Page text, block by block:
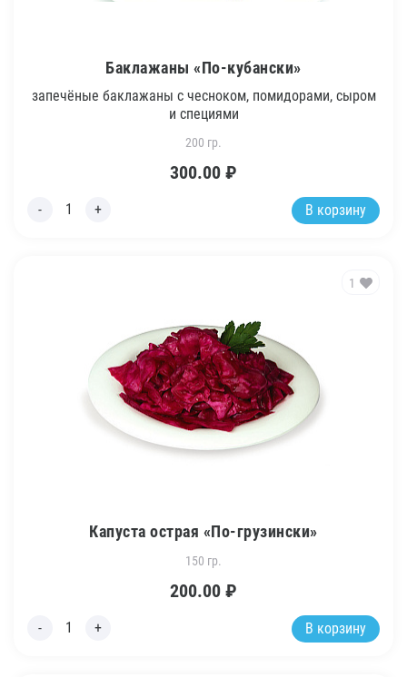
Баклажаны «По-кубански»
запечёные баклажаны с чесноком, помидорами, сыром
и специями
200 гр.
300.00 ₽
В корзину
1
Капуста острая «По-грузински»
150 гр.
200.00 ₽
В корзину